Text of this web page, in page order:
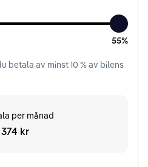
55%
betala av minst10% av bilens
per månad
374 kr